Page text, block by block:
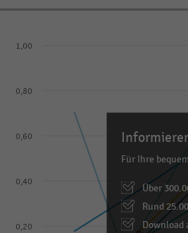
0,20
0,40
0,60
0,80
1,00
Für Ihre
Über
Rund
Download